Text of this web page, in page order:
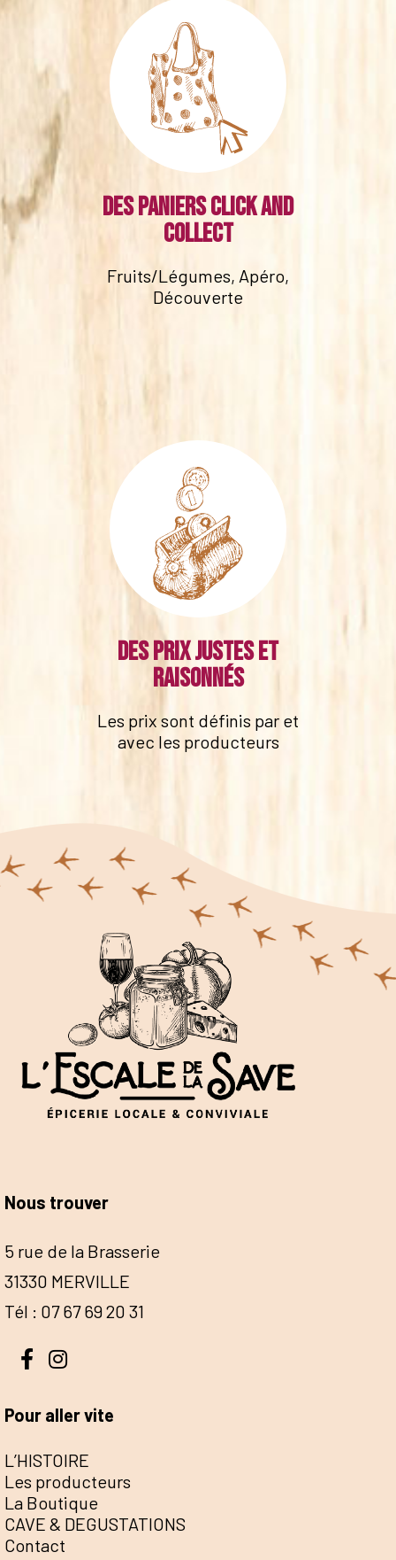
Des paniers click and
collect
Fruits/Légumes, Apéro,
Découverte
Des prix justes et
raisonnés
Les prix sont définis par et
avec les producteurs
Nous trouver
5 rue de la Brasserie
31330 MERVILLE
Tél : 07 67 69 20 31
Pour aller vite
L’HISTOIRE
Les producteurs
La Boutique
CAVE & DEGUSTATIONS
Contact